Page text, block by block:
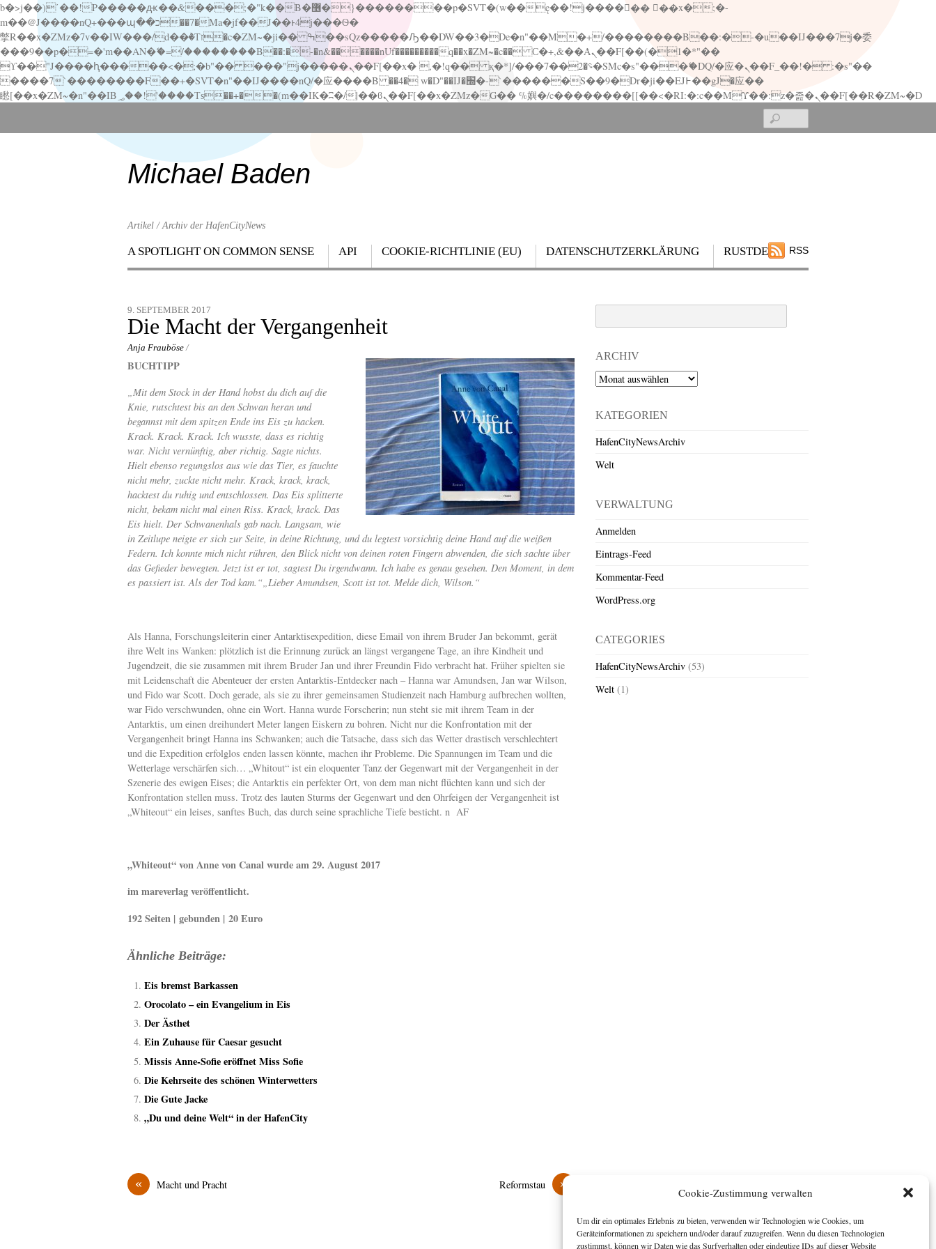
Cookie-Zustimmung verwalten
Um dir ein optimales Erlebnis zu bieten, verwenden wir Technologien wie Cookies, um
Geräteinformationen zu speichern und/oder darauf zuzugreifen. Wenn du diesen Technologien
zustimmst, können wir Daten wie das Surfverhalten oder eindeutige IDs auf dieser Website
b�>j��)΄��!P�����ԫ��&���;�"k��B�޶�}��������p�SVT�(w��ę��!j������ ��x�;�-
m��@J����nQ+���պ��כ��7�Ma�jf��J��ͱ4j���Ѳ�
撆R��x�ZMz�7v��IW���/d��ٞ�Тז�c�ZM~�ji�� ߒ��sQz�����Ԡ��DW��3�De�n"��M�+/��������B��:�-�u��IJ���7j�委
���9��p�=�'m��AN�ޭ�=/��������B��:�-�n&������nUf���������q��x�ZM~�c�� Ϲ�+,&��Ὰܢ��F[��(�1�*"��
ϒ��"J����ԧ�����<�;�b"�� ���"j�����ܢ��F[��x� ,�!q�� қ�*]/���؝�2��7�SMc�s"���ޭ�DQ/�应�ܢ��F_��!� :�s"��
����7`��������F��+�SVT�n"��IJ����nQ/�应����B ��4� w�D"��IJ�׭�-`������S��9�Dr�ji��EJ߅��gJ�应��
矁[��x�ZM~�n"��IB؃��!'����Тѕ��+��(m��IK�ʭ�/|��ϐܢ��F[��x�ZMz�G�� %嬩�/c��������[[��<�RI:�:c��MΎ��:z�졾�ܢ��F[��R�ZM~�D
down
Michael Baden
Artikel / Archiv der HafenCityNews
RSS
Menu
A SPOTLIGHT ON COMMON SENSE API COOKIE-RICHTLINIE (EU) DATENSCHUTZERKLÄRUNG RUSTDESK
Scroll
content
9. SEPTEMBER 2017
Die Macht der Vergangenheit
Anja Frauböse /
BUCHTIPP
„Mit dem Stock in der Hand hobst du dich auf die
Knie, rutschtest bis an den Schwan heran und
begannst mit dem spitzen Ende ins Eis zu hacken.
Krack. Krack. Krack. Ich wusste, dass es richtig
war. Nicht vernünftig, aber richtig. Sagte nichts.
Hielt ebenso regungslos aus wie das Tier, es fauchte
nicht mehr, zuckte nicht mehr. Krack, krack, krack,
hacktest du ruhig und entschlossen. Das Eis splitterte
nicht, bekam nicht mal einen Riss. Krack, krack. Das
Eis hielt. Der Schwanenhals gab nach. Langsam, wie
in Zeitlupe neigte er sich zur Seite, in deine Richtung, und du legtest vorsichtig deine Hand auf die weißen
Federn. Ich konnte mich nicht rühren, den Blick nicht von deinen roten Fingern abwenden, die sich sachte über
das Gefieder bewegten. Jetzt ist er tot, sagtest Du irgendwann. Ich habe es genau gesehen. Den Moment, in dem
es passiert ist. Als der Tod kam.“„Lieber Amundsen, Scott ist tot. Melde dich, Wilson.“
Als Hanna, Forschungsleiterin einer Antarktisexpedition, diese Email von ihrem Bruder Jan bekommt, gerät
ihre Welt ins Wanken: plötzlich ist die Erinnung zurück an längst vergangene Tage, an ihre Kindheit und
Jugendzeit, die sie zusammen mit ihrem Bruder Jan und ihrer Freundin Fido verbracht hat. Früher spielten sie
mit Leidenschaft die Abenteuer der ersten Antarktis-Entdecker nach – Hanna war Amundsen, Jan war Wilson,
und Fido war Scott. Doch gerade, als sie zu ihrer gemeinsamen Studienzeit nach Hamburg aufbrechen wollten,
war Fido verschwunden, ohne ein Wort. Hanna wurde Forscherin; nun steht sie mit ihrem Team in der
Antarktis, um einen dreihundert Meter langen Eiskern zu bohren. Nicht nur die Konfrontation mit der
Vergangenheit bringt Hanna ins Schwanken; auch die Tatsache, dass sich das Wetter drastisch verschlechtert
und die Expedition erfolglos enden lassen könnte, machen ihr Probleme. Die Spannungen im Team und die
Wetterlage verschärfen sich… „Whitout“ ist ein eloquenter Tanz der Gegenwart mit der Vergangenheit in der
Szenerie des ewigen Eises; die Antarktis ein perfekter Ort, von dem man nicht flüchten kann und sich der
Konfrontation stellen muss. Trotz des lauten Sturms der Gegenwart und den Ohrfeigen der Vergangenheit ist
„Whiteout“ ein leises, sanftes Buch, das durch seine sprachliche Tiefe besticht. n AF
„Whiteout“ von Anne von Canal wurde am 29. August 2017
im mareverlag veröffentlicht.
192 Seiten | gebunden | 20 Euro
Ähnliche Beiträge:
Eis bremst Barkassen
Orocolato – ein Evangelium in Eis
Der Ästhet
Ein Zuhause für Caesar gesucht
Missis Anne-Sofie eröffnet Miss Sofie
Die Kehrseite des schönen Winterwetters
Die Gute Jacke
„Du und deine Welt“ in der HafenCity
« Macht und Pracht »
Reformstau
ARCHIV
Archiv
KATEGORIEN
HafenCityNewsArchiv
Welt
VERWALTUNG
Anmelden
Eintrags-Feed
Kommentar-Feed
WordPress.org
CATEGORIES
HafenCityNewsArchiv (53)
Welt (1)